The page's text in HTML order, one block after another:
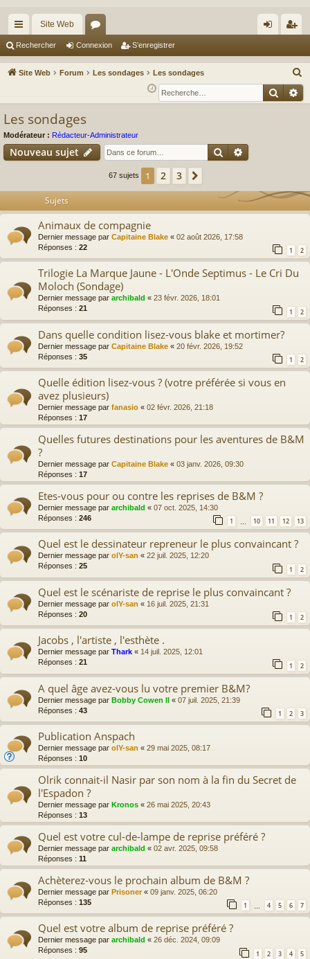
cc
ès
Site Web
or
u ne
xi
nr
eg
Rechercher Connexion S’enregistrer
Site Web Forum Les sondages Les sondages
e
c
e
r
Les sondages
Modérateur : Rédacteur-Administrateur
Nouveau sujet Rechercher
67 sujets 1 2 3
Sujets
Animaux de compagnie
Dernier message par Capitaine Blake « 02 août 2026, 17:58
Réponses : 22 1 2
Trilogie La Marque Jaune - L'Onde Septimus - Le Cri Du
Moloch (Sondage)
Dernier message par archibald « 23 févr. 2026, 18:01
Réponses : 21 1 2
Dans quelle condition lisez-vous blake et mortimer?
Dernier message par Capitaine Blake « 20 févr. 2026, 19:52
Réponses : 35 1 2
Quelle édition lisez-vous ? (votre préférée si vous en
avez plusieurs)
Dernier message par fanasio « 02 févr. 2026, 21:18
Réponses : 17
Quelles futures destinations pour les aventures de B&M
?
Dernier message par Capitaine Blake « 03 janv. 2026, 09:30
Réponses : 17
Etes-vous pour ou contre les reprises de B&M ?
Dernier message par archibald « 07 oct. 2025, 14:30
Réponses : 246 1 … 10 11 12 13
Quel est le dessinateur repreneur le plus convaincant ?
Dernier message par olY-san « 22 juil. 2025, 12:20
Réponses : 25 1 2
Quel est le scénariste de reprise le plus convaincant ?
Dernier message par olY-san « 16 juil. 2025, 21:31
Réponses : 20 1 2
Jacobs , l'artiste , l'esthète .
Dernier message par Thark « 14 juil. 2025, 12:01
Réponses : 21 1 2
A quel âge avez-vous lu votre premier B&M?
Dernier message par Bobby Cowen II « 07 juil. 2025, 21:39
Réponses : 43 1 2 3
Publication Anspach
Dernier message par olY-san « 29 mai 2025, 08:17
Réponses : 10
Olrik connait-il Nasir par son nom à la fin du Secret de
l'Espadon ?
Dernier message par Kronos « 26 mai 2025, 20:43
Réponses : 13
Quel est votre cul-de-lampe de reprise préféré ?
Dernier message par archibald « 02 avr. 2025, 09:58
Réponses : 11
Achèterez-vous le prochain album de B&M ?
Dernier message par Prisoner« 09 janv. 2025, 06:20
Réponses : 135 1 … 4 5 6 7
Quel est votre album de reprise préféré ?
Dernier message par archibald « 26 déc. 2024, 09:09
Réponses : 95 1 2 3 4 5